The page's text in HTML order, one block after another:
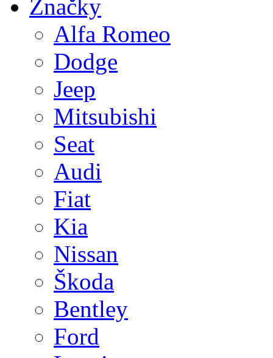
Značky
Alfa Romeo
Dodge
Jeep
Mitsubishi
Seat
Audi
Fiat
Kia
Nissan
Škoda
Bentley
Ford